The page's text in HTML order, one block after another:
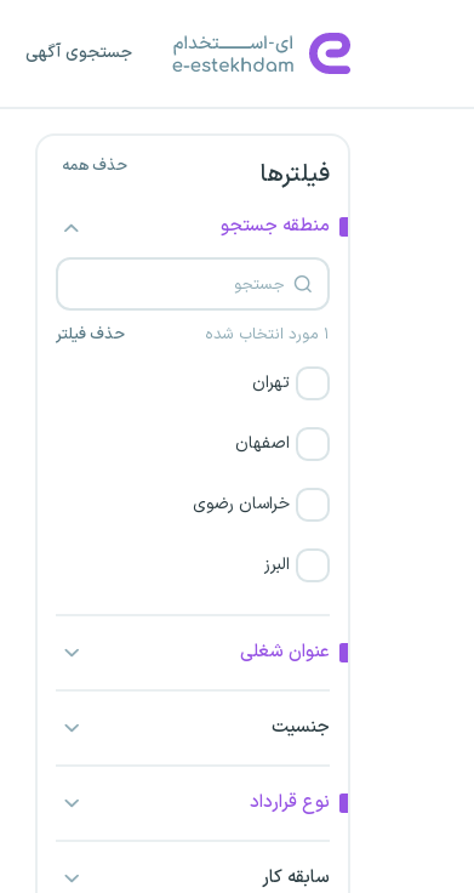
جستجوی آگهی
فیلترها حذف همه
منطقه جستجو
۱ مورد انتخاب شده حذف فیلتر
تهران
اصفهان
خراسان رضوی
البرز
اراک
اردبیل
عنوان شغلی
جنسیت
نوع قرارداد
سابقه کار